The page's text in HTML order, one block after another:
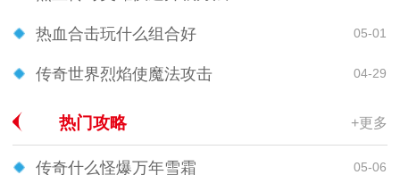
热血合击玩什么组合好 05-01
传奇世界烈焰使魔法攻击 04-29
热门攻略 +更多
传奇什么怪爆万年雪霜 05-06